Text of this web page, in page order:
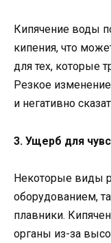
Кипячение воды
кипения, что
для тех, которые
Резкое
и негативно
3. Ущерб для
Некоторые виды
оборудованием,
плавники.
органы из-за